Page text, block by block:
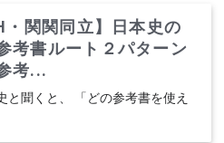
・関関同立】日本史の
考書ルート２パターン
考...
と聞くと、 「どの参考書を使え